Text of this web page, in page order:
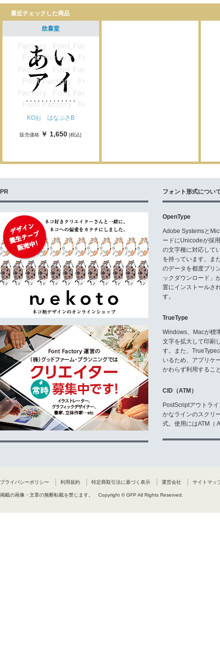
最近チェックした商品
欣喜堂
KOおゝはなぶさB
販売価格 ￥ 1,650 [税込]
PR フォント形式につい
OpenType
Adobe Systemsと
ードにUnicodeが採
の文字種に対応して
を持っています。ま
のデータを都度プリ
ックダウンロード」
置にインストールさ
す。
TrueType
Windows、Macが標
文字を拡大して印刷
す。また、TrueType
いるため、アプリケ
かわらず利用するこ
CID（ATM）
PostScriptアウトラ
かなラインのスクリ
式。使用にはATM（
プライバシーポリシー 利用規約 特定商取引法に基づく表示 運営会社 サイトマッ
掲載の画像・文章の無断転載を禁じます。 Copyright © GFP All Rights Reserved.